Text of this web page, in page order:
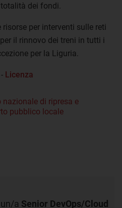
dei fondi.
per interventi sulle reti
il rinnovo dei treni in tutti i
per la Liguria.
- Licenza
nazionale di ripresa e
pubblico locale
a Senior DevOps/Cloud